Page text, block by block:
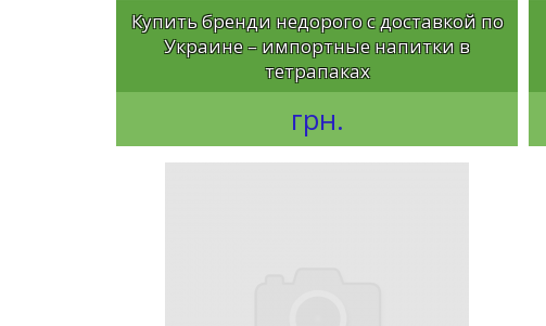
Купить бренди недорого с доставкой по
Украине – импортные напитки в
тетрапаках
грн.